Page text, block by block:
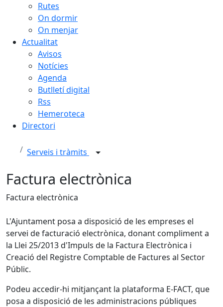
Rutes
On dormir
On menjar
Actualitat
Avisos
Notícies
Agenda
Butlletí digital
Rss
Hemeroteca
Directori
Serveis i tràmits
Factura electrònica
Factura electrònica
L'Ajuntament posa a disposició de les empreses el
servei de facturació electrònica, donant compliment a
la Llei 25/2013 d'Impuls de la Factura Electrònica i
Creació del Registre Comptable de Factures al Sector
Públic.
Podeu accedir-hi mitjançant la plataforma E-FACT, que
posa a disposició de les administracions públiques